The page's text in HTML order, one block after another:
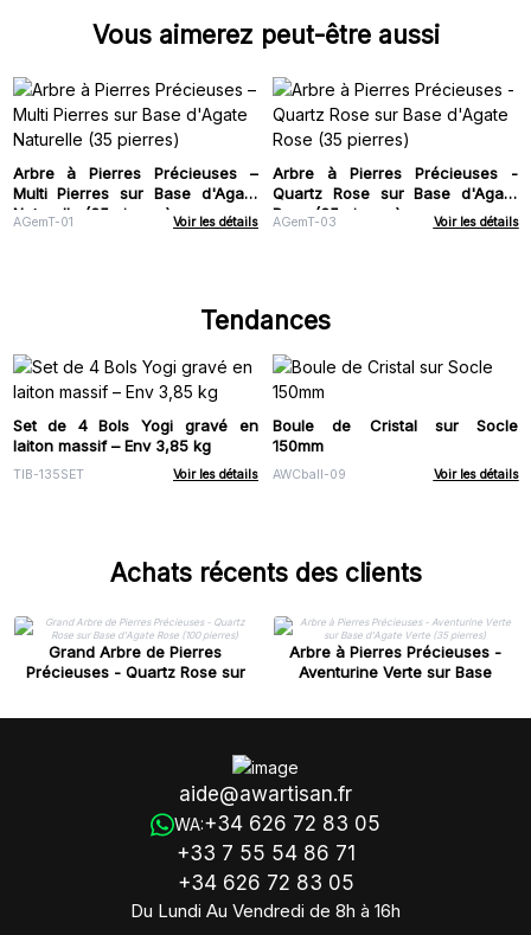
Vous aimerez peut-être aussi
Arbre à Pierres Précieuses –
Multi Pierres sur Base d'Agate
Naturelle (35 pierres)
AGemT-01 Voir les détails
Arbre à Pierres Précieuses -
Quartz Rose sur Base d'Agate
Rose (35 pierres)
AGemT-03 Voir les détails
Tendances
Set de 4 Bols Yogi gravé en
laiton massif – Env 3,85 kg
TIB-135SET Voir les détails
Boule de Cristal sur Socle
150mm
AWCball-09 Voir les détails
Achats récents des clients
Grand Arbre de Pierres
Précieuses - Quartz Rose sur
Arbre à Pierres Précieuses -
Aventurine Verte sur Base
aide@awartisan.fr
WA:+34 626 72 83 05
+33 7 55 54 86 71
+34 626 72 83 05
Du Lundi Au Vendredi de 8h à 16h